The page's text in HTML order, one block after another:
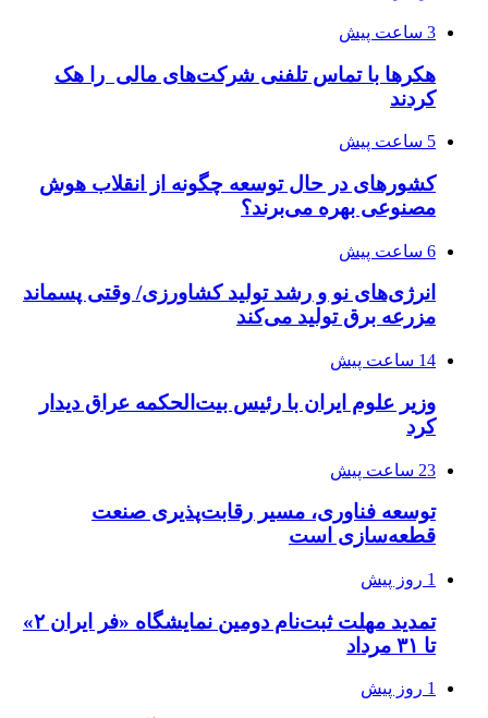
3 ساعت پیش
هکرها با تماس تلفنی شرکت‌های مالی را هک
کردند
5 ساعت پیش
کشورهای در حال توسعه چگونه از انقلاب هوش
مصنوعی بهره می‌برند؟
6 ساعت پیش
انرژی‌های نو و رشد تولید کشاورزی/ وقتی پسماند
مزرعه‌ برق تولید می‌کند
14 ساعت پیش
وزیر علوم ایران با رئیس بیت‌الحکمه عراق دیدار
کرد
23 ساعت پیش
توسعه فناوری، مسیر رقابت‌پذیری صنعت
قطعه‌سازی است
1 روز پیش
تمدید مهلت ثبت‌نام دومین نمایشگاه «فر ایران ۲»
تا ۳۱ مرداد
1 روز پیش